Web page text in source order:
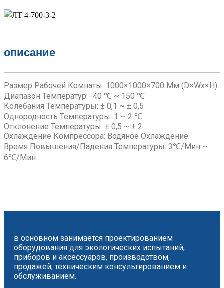
описание
Размер Рабочей Комнаты: 1000×1000×700 Мм (D×wx×H)
Диапазон Температур: -40 ℃ ~ 150 ℃
Колебания Температуры: ± 0,1 ~ ± 0,5
Однородность Температуры: 1 ~ 2 ℃
Отклонение Температуры: ± 0,5 ~ ± 2
Охлаждение Компрессора: Водяное Охлаждение
Время Повышения/падения Температуры: 3℃/мин ~
6℃/мин
в основном занимается проектированием
оборудования для экологических испытаний,
приборов и аксессуаров, производством,
продажей, техническим консультированием и
обслуживанием.